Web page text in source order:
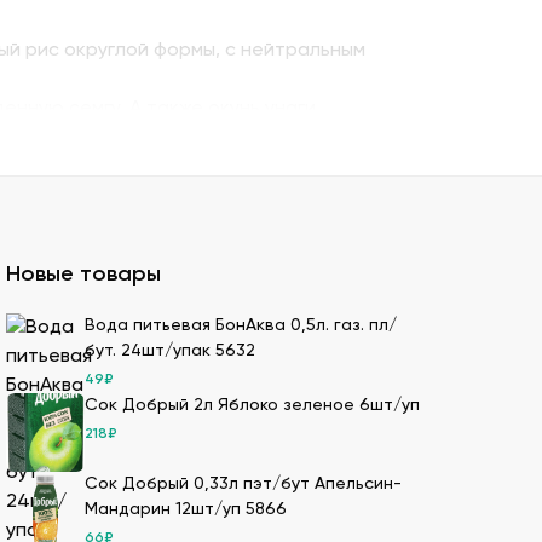
рис округлой формы, с нейтральным
семгу. А также окунь унаги,
– для последнего штриха к оформлению.
суши оптом – кунжутные семена в разной
оптовой партией в нашей компании.
20-летний опыт в этой сфере, поэтому
Новые товары
Вода питьевая БонАква 0,5л. газ. пл/
бут. 24шт/упак 5632
49₽
Сок Добрый 2л Яблоко зеленое 6шт/уп
218₽
Сок Добрый 0,33л пэт/бут Апельсин-
Мандарин 12шт/уп 5866
66₽